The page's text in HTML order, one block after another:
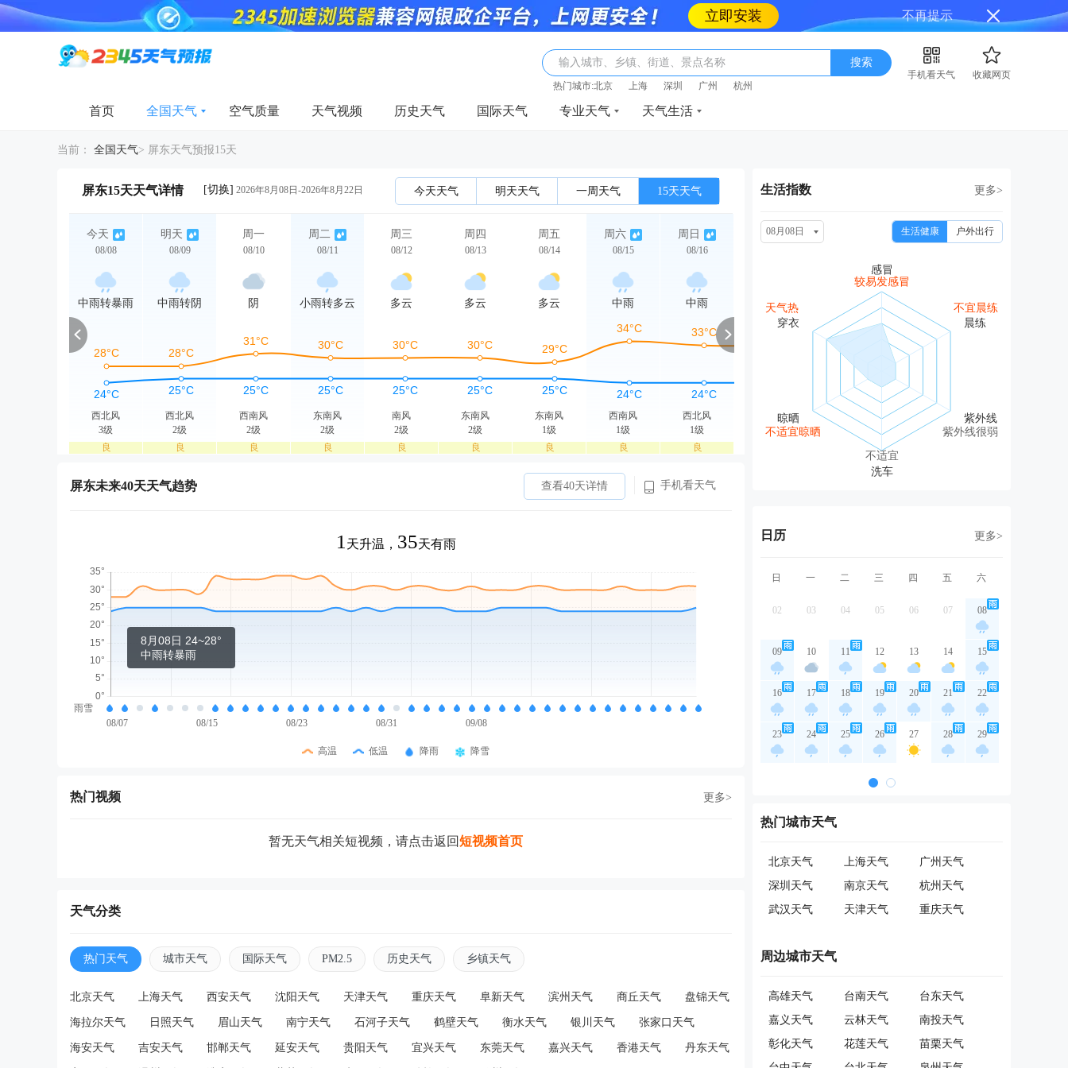
立即安装 不再提示
输入城市、乡镇、街道、景点名称 搜索
手机看天气
收藏网页
热门城市:北京 上海 深圳 广州 杭州
首页 全国天气 空气质量 天气视频 历史天气 国际天气 专业天气 天气生活
当前： 全国天气> 屏东天气预报15天
屏东15天天气详情 [切换] 2026年8月08日-2026年8月22日 今天天气 明天天气 一周天气 15天天气
今天
08/08
中雨转暴雨
西北风
3级
良
明天
08/09
中雨转阴
西北风
2级
良
周一
08/10
阴
西南风
2级
良
周二
08/11
小雨转多云
东南风
2级
良
周三
08/12
多云
南风
2级
良
周四
08/13
多云
东南风
2级
良
周五
08/14
多云
东南风
1级
良
周六
08/15
中雨
西南风
1级
良
周日
08/16
中雨
西北风
1级
良
周一
中雨
西北风
2级
中雨
西风
1级
周三
中雨
北风
1级
周四
中雨转阴
西北风
2级
屏东未来40天天气趋势 查看40天详情 手机看天气
1 天升温， 35天有雨
8月08日 24~28°
中雨转暴雨
雨雪
08/07
08/15 08/23 08/31 09/08
高温 低温 降雨 降雪
热门视频 更多>
暂无天气相关短视频，请点击返回短视频首页
天气分类
热门天气 城市天气 国际天气 PM2.5 历史天气 乡镇天气
北京天气 上海天气 西安天气 沈阳天气 天津天气 重庆天气 阜新天气 滨州天气 商丘天气 盘锦天气
海拉尔天气 日照天气 眉山天气 南宁天气 石河子天气 鹤壁天气 衡水天气 银川天气 张家口天气
海安天气 吉安天气 邯郸天气 延安天气 贵阳天气 宜兴天气 东莞天气 嘉兴天气 香港天气 丹东天气
生活指数 更多>
08月08日 生活健康 户外出行
较易发感冒
天气热
不适宜晾晒
不适宜
紫外线很弱
不宜晨练
日历 更多>
日 一 二 三 四 五 六
02 03 04 05 06 07 08
09 10 11 12 13 14 15
16 17 18 19 20 21 22
23 24 25 26 27 28 29
热门城市天气
北京天气 上海天气
广州天气
深圳天气
南京天气
杭州天气
武汉天气
天津天气 重庆天气
周边城市天气
高雄天气 台南天气
台东天气
嘉义天气
云林天气
南投天气
彰化天气
花莲天气
苗栗天气